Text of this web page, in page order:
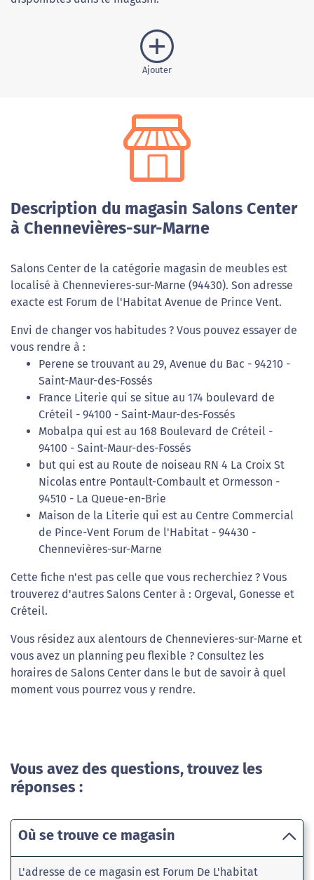
Ajouter
Description du magasin Salons Center
à Chennevières-sur-Marne
Salons Center de la catégorie magasin de meubles est
localisé à Chennevieres-sur-Marne (94430). Son adresse
exacte est Forum de l'Habitat Avenue de Prince Vent.
Envi de changer vos habitudes ? Vous pouvez essayer de
vous rendre à :
Perene se trouvant au 29, Avenue du Bac - 94210 -
Saint-Maur-des-Fossés
France Literie qui se situe au 174 boulevard de
Créteil - 94100 - Saint-Maur-des-Fossés
Mobalpa qui est au 168 Boulevard de Créteil -
94100 - Saint-Maur-des-Fossés
but qui est au Route de noiseau RN 4 La Croix St
Nicolas entre Pontault-Combault et Ormesson -
94510 - La Queue-en-Brie
Maison de la Literie qui est au Centre Commercial
de Pince-Vent Forum de l'Habitat - 94430 -
Chennevières-sur-Marne
Cette fiche n'est pas celle que vous recherchiez ? Vous
trouverez d'autres Salons Center à : Orgeval, Gonesse et
Créteil.
Vous résidez aux alentours de Chennevieres-sur-Marne et
vous avez un planning peu flexible ? Consultez les
horaires de Salons Center dans le but de savoir à quel
moment vous pourrez vous y rendre.
Vous avez des questions, trouvez les
réponses :
Où se trouve ce magasin
L'adresse de ce magasin est Forum De L'habitat